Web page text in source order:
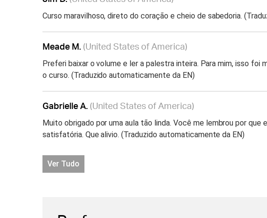
Curso maravilhoso, direto do coração e cheio de sabedoria.
Meade M. (United States of America)
Preferi baixar o volume e ler a palestra inteira. Para mim, isso
o curso. (Traduzido automaticamente da EN)
Gabrielle A. (United States of America)
Muito obrigado por uma aula tão linda. Você me lembrou por que
satisfatória. Que alivio. (Traduzido automaticamente da EN)
Ver Tudo